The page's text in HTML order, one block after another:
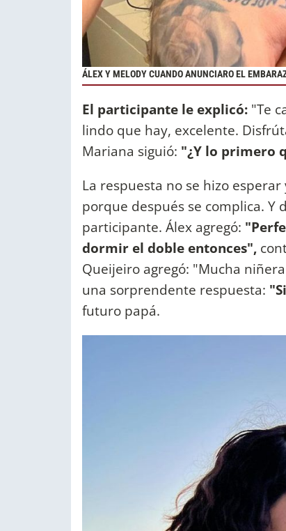
ÁLEX Y MELODY CUANDO ANUNCIARO EL
El participante le explicó: "Te
lindo que hay, excelente.
Mariana siguió: "¿Y lo primero
La respuesta no se hizo
porque después se complica. Y
participante. Álex agregó:
dormir el doble entonces",
Queijeiro agregó: "Mucha
una sorprendente respuesta:
futuro papá.